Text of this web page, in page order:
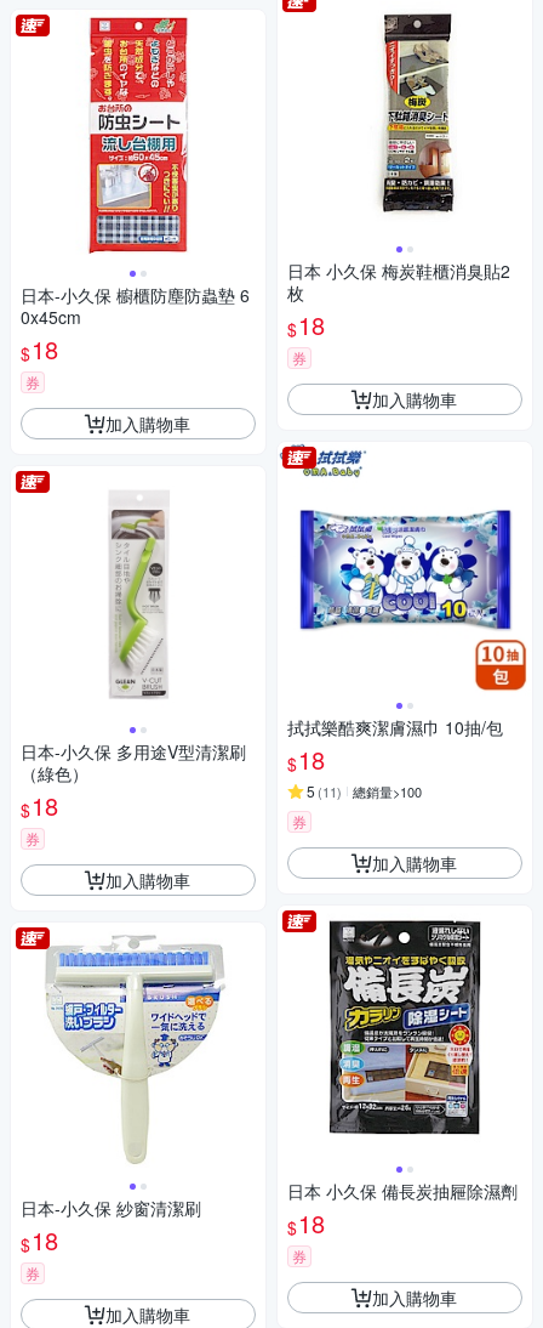
日本-小久保 櫥櫃防塵防蟲墊 6
0x45cm
$18
券
加入購物車
日本-小久保 多用途V型清潔刷
（綠色）
$18
券
加入購物車
日本-小久保 紗窗清潔刷
$18
券
加入購物車
日本 小久保 梅炭鞋櫃消臭貼2
枚
$18
券
加入購物車
拭拭樂酷爽潔膚濕巾 10抽/包
$18
5 (11) 總銷量>100
券
加入購物車
日本 小久保 備長炭抽屜除濕劑
$18
券
加入購物車